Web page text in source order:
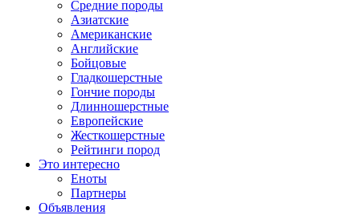
Средние породы
Азиатские
Американские
Английские
Бойцовые
Гладкошерстные
Гончие породы
Длинношерстные
Европейские
Жесткошерстные
Рейтинги пород
Это интересно
Еноты
Партнеры
Объявления